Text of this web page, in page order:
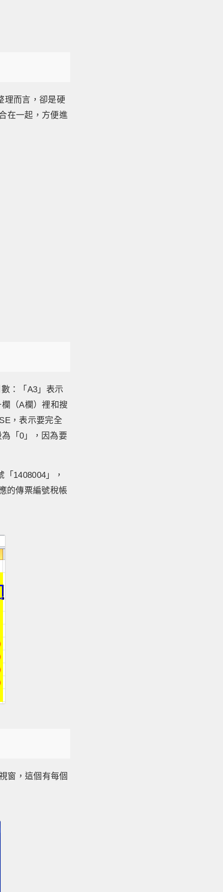
理而言，卻是硬
在一起，方便進
：「A3」表示
（A欄）裡和搜
，表示要完全
「0」，因為要
1408004」，
的傳票編號稅帳
窗，這個有每個